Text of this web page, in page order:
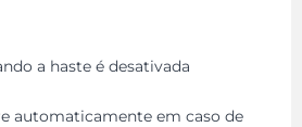
a haste é desativada
automaticamente em caso de